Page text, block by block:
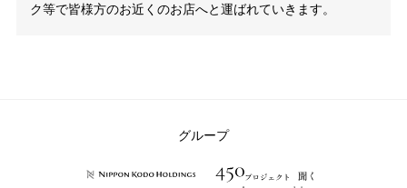
ク等で皆様方のお近くのお店へと運ばれていきます。
グループ